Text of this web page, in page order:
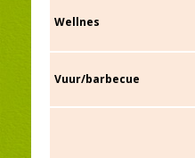
Wellnes
Vuur/barbecue